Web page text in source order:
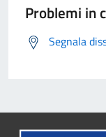
Problemi in
Segnala